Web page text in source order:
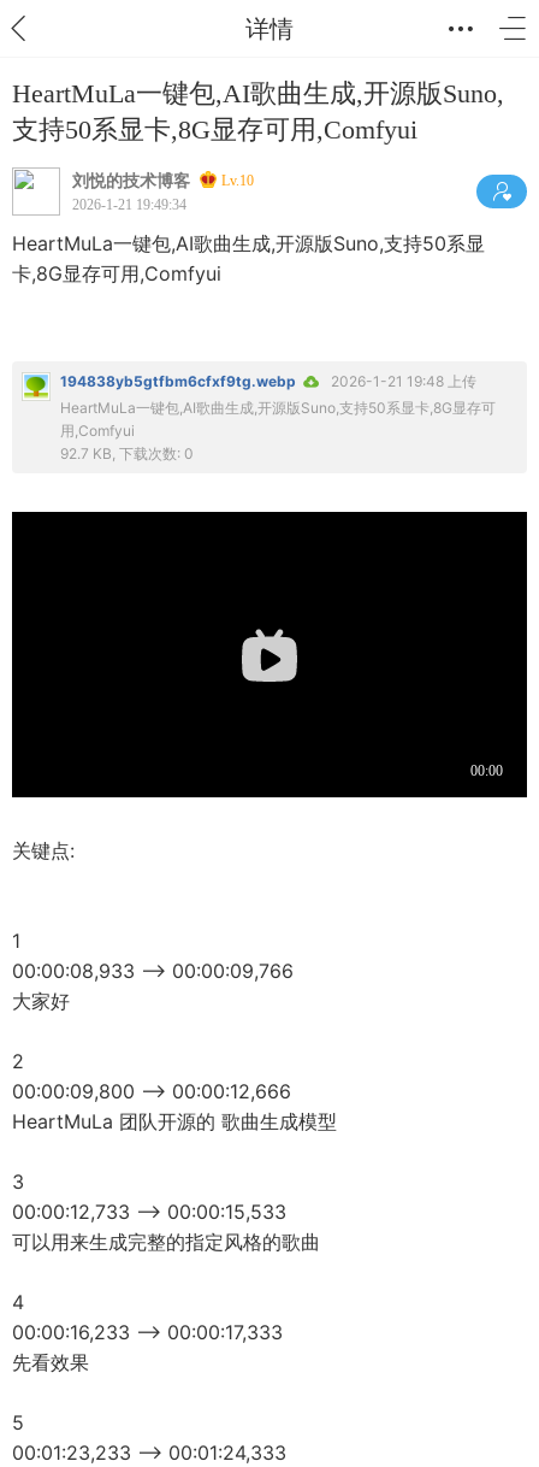
详情
HeartMuLa一键包,AI歌曲生成,开源版Suno,
支持50系显卡,8G显存可用,Comfyui
刘悦的技术博客
Lv.10
2026-1-21 19:49:34
HeartMuLa一键包,AI歌曲生成,开源版Suno,支持50系显
卡,8G显存可用,Comfyui
194838yb5gtfbm6cfxf9tg.webp
2026-1-21 19:48 上传
HeartMuLa一键包,AI歌曲生成,开源版Suno,支持50系显卡,8G显存可
用,Comfyui
92.7 KB, 下载次数: 0
关键点:
1
00:00:08,933 --> 00:00:09,766
大家好
2
00:00:09,800 --> 00:00:12,666
HeartMuLa 团队开源的 歌曲生成模型
3
00:00:12,733 --> 00:00:15,533
可以用来生成完整的指定风格的歌曲
4
00:00:16,233 --> 00:00:17,333
先看效果
5
00:01:23,233 --> 00:01:24,333